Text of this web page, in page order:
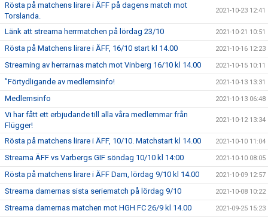
Rösta på matchens lirare i ÄFF på dagens match mot
Torslanda.
2021-10-23 12:41
Länk att streama herrmatchen på lördag 23/10 2021-10-21 10:51
Rösta på Matchens lirare i ÄFF, 16/10 start kl 14.00 2021-10-16 12:23
Streaming av herrarnas match mot Vinberg 16/10 kl 14.00 2021-10-15 10:11
”Förtydligande av medlemsinfo! 2021-10-13 13:31
Medlemsinfo 2021-10-13 06:48
Vi har fått ett erbjudande till alla våra medlemmar från
Flügger!
2021-10-12 13:34
Rösta på matchens lirare i ÄFF, 10/10. Matchstart kl 14.00 2021-10-10 11:04
Streama ÄFF vs Varbergs GIF söndag 10/10 kl 14:00 2021-10-10 08:05
Rösta på matchens lirare i ÄFF Dam, lördag 9/10 kl 14.00 2021-10-09 12:57
Streama damernas sista seriematch på lördag 9/10 2021-10-08 10:22
Streama damernas matchen mot HGH FC 26/9 kl 14.00 2021-09-25 15:23